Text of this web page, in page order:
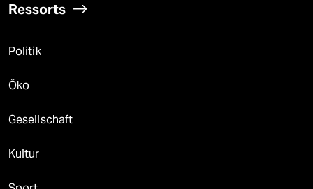
Ressorts
Politik
Öko
Gesellschaft
Kultur